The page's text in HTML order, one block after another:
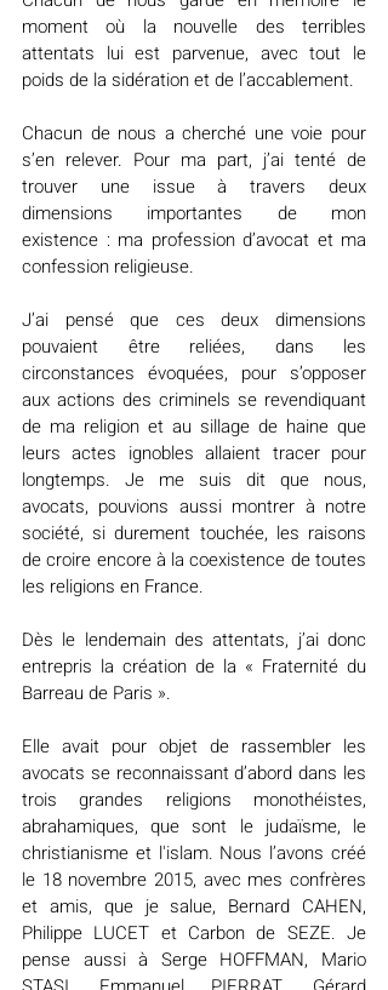
moment où la nouvelle des terribles
attentats lui est parvenue, avec tout le
poids de la sidération et de l’accablement.
Chacun de nous a cherché une voie pour
s’en relever. Pour ma part, j’ai tenté de
trouver une issue à travers deux
dimensions importantes de mon
existence : ma profession d’avocat et ma
confession religieuse.
J’ai pensé que ces deux dimensions
pouvaient être reliées, dans les
circonstances évoquées, pour s’opposer
aux actions des criminels se revendiquant
de ma religion et au sillage de haine que
leurs actes ignobles allaient tracer pour
longtemps. Je me suis dit que nous,
avocats, pouvions aussi montrer à notre
société, si durement touchée, les raisons
de croire encore à la coexistence de toutes
les religions en France.
Dès le lendemain des attentats, j’ai donc
entrepris la création de la « Fraternité du
Barreau de Paris ».
Elle avait pour objet de rassembler les
avocats se reconnaissant d’abord dans les
trois grandes religions monothéistes,
abrahamiques, que sont le judaïsme, le
christianisme et l'islam. Nous l’avons créé
le 18 novembre 2015, avec mes confrères
et amis, que je salue, Bernard CAHEN,
Philippe LUCET et Carbon de SEZE. Je
pense aussi à Serge HOFFMAN, Mario